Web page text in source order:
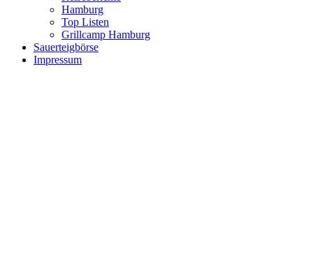
Hamburg
Top Listen
Grillcamp Hamburg
Sauerteigbörse
Impressum